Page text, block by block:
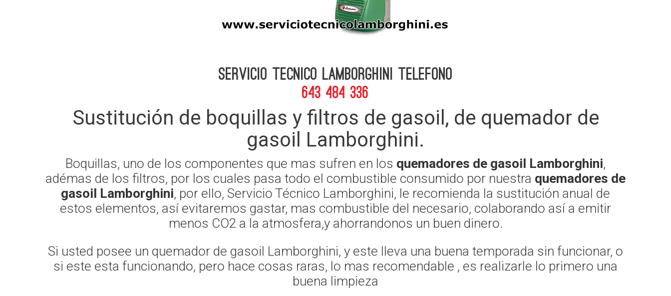
Servicio Tecnico Lamborghini telefono
643 484 336
Sustitución de boquillas y filtros de gasoil, de quemador de
gasoil Lamborghini.
Boquillas, uno de los componentes que mas sufren en los quemadores de gasoil Lamborghini,
adémas de los filtros, por los cuales pasa todo el combustible consumido por nuestra quemadores de
gasoil Lamborghini, por ello, Servicio Técnico Lamborghini, le recomienda la sustitución anual de
estos elementos, así evitaremos gastar, mas combustible del necesario, colaborando así a emitir
menos CO2 a la atmosfera,y ahorrandonos un buen dinero.
Si usted posee un quemador de gasoil Lamborghini, y este lleva una buena temporada sin funcionar, o
si este esta funcionando, pero hace cosas raras, lo mas recomendable , es realizarle lo primero una
buena limpieza